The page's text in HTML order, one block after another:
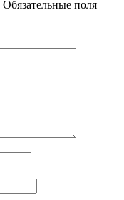
Обязательные поля